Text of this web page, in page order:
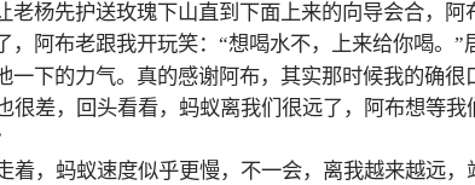
老杨先护送玫瑰下山直到下面上来的向导会合，阿
，阿布老跟我开玩笑：“想喝水不，上来给你喝。
一下的力气。真的感谢阿布，其实那时候我的确很
很差，回头看看，蚂蚁离我们很远了，阿布想等
着，蚂蚁速度似乎更慢，不一会，离我越来越远